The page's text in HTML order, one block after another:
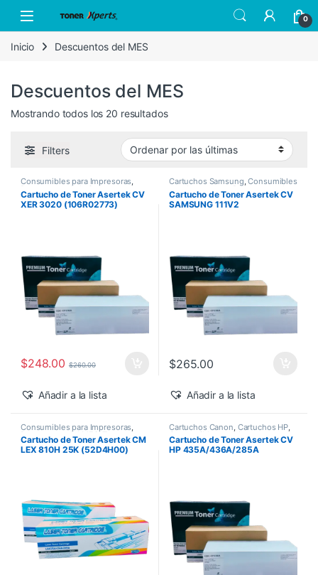
Open 0
Inicio Descuentos del MES
Descuentos del MES
Mostrando todos los 20 resultadosSorted by latest
Filters
Consumibles para Impresoras
Descuentos de la Semana
Descuentos del MES,Toner
Asertek
Cartucho de Toner Asertek CV
XER 3020 (106R02773)
$248.00 $260.00
Añadir a la lista
Cartuchos Samsung ,Consumibles
Descuentos de
la Semana ,Descuentos del MES,
Toner Asertek
Cartucho de Toner Asertek CV
SAMSUNG 111V2
$265.00
Añadir a la lista
Consumibles para Impresoras
Descuentos del MES ,
Asertek
Cartucho de Toner Asertek CM
LEX 810H 25K (52D4H00)
Cartuchos Canon Cartuchos HP,
Consumibles para Impresoras ,
Descuentos de la Semana,
Descuentos del MES,Genéricos
Cartucho de Toner Asertek CV
HP 435A/436A/285A